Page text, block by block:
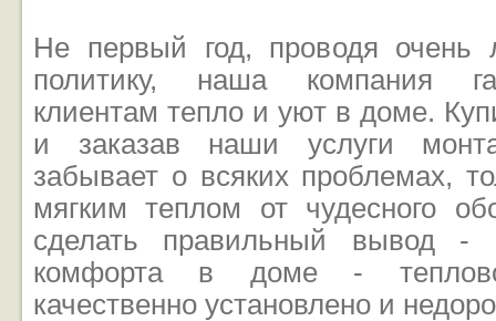
Не первый год, проводя очень
политику, наша компания
клиентам тепло и уют в доме.
и заказав наши услуги
забывает о всяких проблемах,
мягким теплом от чудесного
сделать правильный вывод -
комфорта в доме -
качественно установлено и